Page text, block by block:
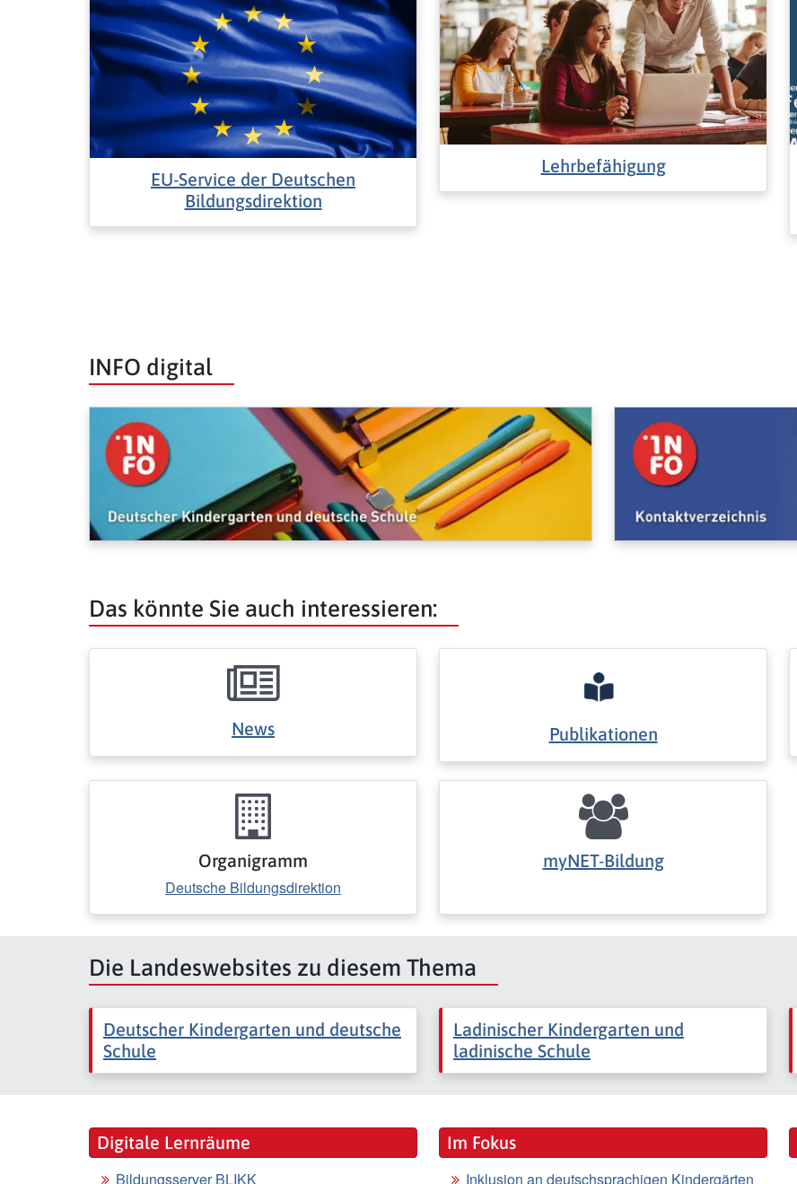
EU-Service der Deutschen
Bildungsdirektion
Lehrbefähigung
INFO digital
Das könnte Sie auch interessieren:
News Publikationen
Organigramm
Deutsche Bildungsdirektion
myNET-Bildung
Die Landeswebsites zu diesem Thema
Deutscher Kindergarten und deutsche
Schule
Ladinischer Kindergarten und
ladinische Schule
Digitale Lernräume
Bildungsserver BLIKK
Im Fokus
Inklusion an deutschsprachigen Kindergärten